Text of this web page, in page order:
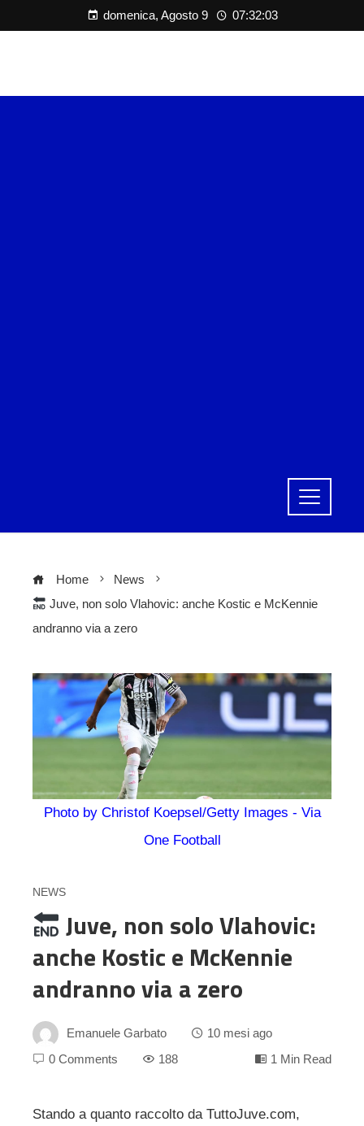
domenica, Agosto 9 07:32:04
Home
News
Juve, non solo Vlahovic: anche Kostic e McKennie
andranno via a zero
Photo by Christof Koepsel/Getty Images - Via
One Football
NEWS
Juve, non solo Vlahovic:
anche Kostic e McKennie
andranno via a zero
Emanuele Garbato
10 mesi ago
0 Comments
188 1 Min Read
Stando a quanto raccolto da TuttoJuve.com,